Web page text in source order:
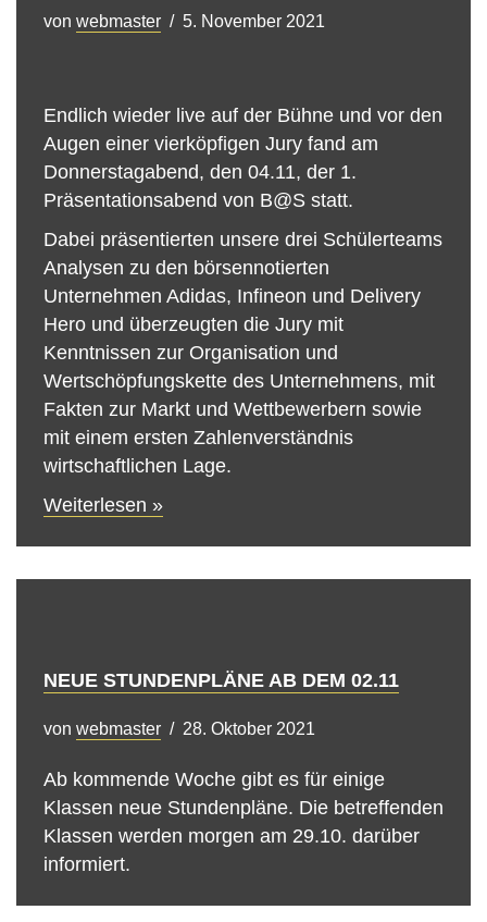
von webmaster 5. November 2021
Endlich wieder live auf der Bühne und vor den
Augen einer vierköpfigen Jury fand am
Donnerstagabend, den 04.11, der 1.
Präsentationsabend von B@S statt.
Dabei präsentierten unsere drei Schülerteams
Analysen zu den börsennotierten
Unternehmen Adidas, Infineon und Delivery
Hero und überzeugten die Jury mit
Kenntnissen zur Organisation und
Wertschöpfungskette des Unternehmens, mit
Fakten zur Markt und Wettbewerbern sowie
mit einem ersten Zahlenverständnis
wirtschaftlichen Lage.
Weiterlesen »
NEUE STUNDENPLÄNE AB DEM 02.11
von webmaster 28. Oktober 2021
Ab kommende Woche gibt es für einige
Klassen neue Stundenpläne. Die betreffenden
Klassen werden morgen am 29.10. darüber
informiert.